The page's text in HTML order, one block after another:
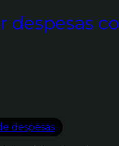
despesas
despesas